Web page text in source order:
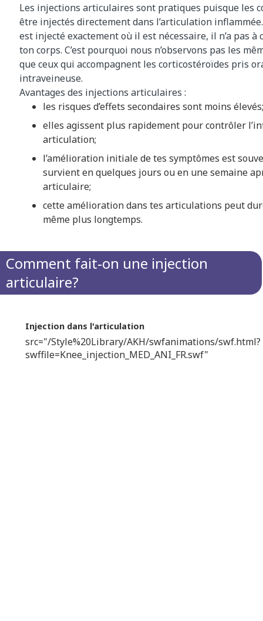
Les injections articulaires sont pratiques puisque les
être injectés directement dans l’articulation
est injecté exactement où il est nécessaire, il n’a pas
ton corps. C’est pourquoi nous n’observons pas les
que ceux qui accompagnent les corticostéroïdes pris
intraveineuse.
Avantages des injections articulaires :
les risques d’effets secondaires sont moins élevés;
elles agissent plus rapidement pour contrôler
articulation;
l’amélioration initiale de tes symptômes est
survient en quelques jours ou en une semaine
articulaire;
cette amélioration dans tes articulations peut
même plus longtemps.
Comment fait‑on une injection
articulaire?
Injection dans l'articulation
src="/Style%20Library/AKH/swfanimations/swf.html?
swffile=Knee_injection_MED_ANI_FR.swf"